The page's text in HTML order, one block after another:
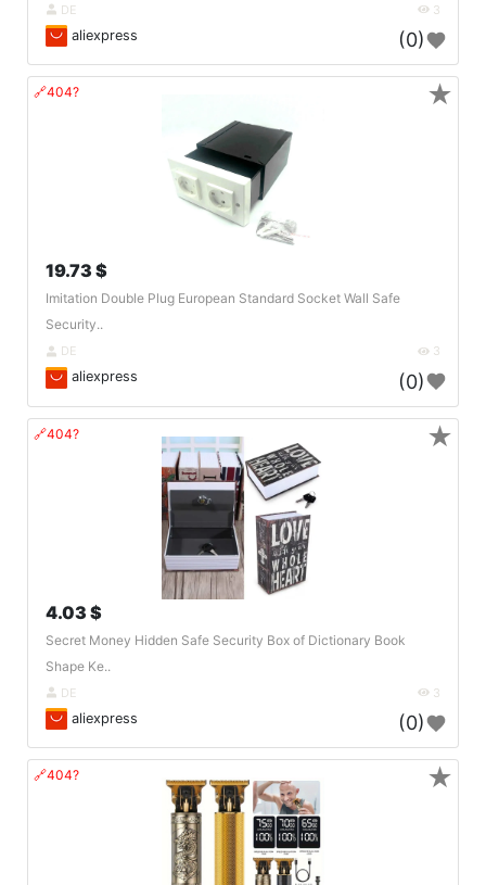
DE 3
aliexpress (0)
🔗404?
19.73 $
Imitation Double Plug European Standard Socket Wall Safe
Security..
DE 3
aliexpress (0)
★
🔗404?
4.03 $
Secret Money Hidden Safe Security Box of Dictionary Book
Shape Ke..
DE 3
aliexpress (0)
★
🔗404? ★